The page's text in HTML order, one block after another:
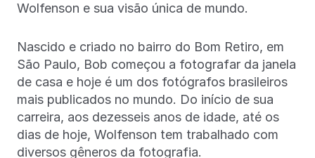
Wolfenson e sua visão única de mundo.
Nascido e criado no bairro do Bom Retiro, em
São Paulo, Bob começou a fotografar da janela
de casa e hoje é um dos fotógrafos brasileiros
mais publicados no mundo. Do início de sua
carreira, aos dezesseis anos de idade, até os
dias de hoje, Wolfenson tem trabalhado com
diversos gêneros da fotografia.